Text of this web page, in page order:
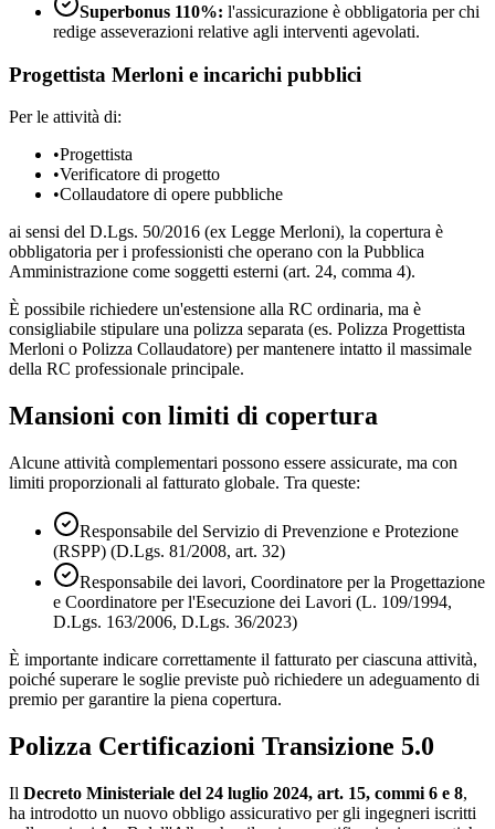
Superbonus 110%: l'assicurazione è obbligatoria per chi
redige asseverazioni relative agli interventi agevolati.
Progettista Merloni e incarichi pubblici
Per le attività di:
•Progettista
•Verificatore di progetto
•Collaudatore di opere pubbliche
ai sensi del D.Lgs. 50/2016 (ex Legge Merloni), la copertura è
obbligatoria per i professionisti che operano con la Pubblica
Amministrazione come soggetti esterni (art. 24, comma 4).
È possibile richiedere un'estensione alla RC ordinaria, ma è
consigliabile stipulare una polizza separata (es. Polizza Progettista
Merloni o Polizza Collaudatore) per mantenere intatto il massimale
della RC professionale principale.
Mansioni con limiti di copertura
Alcune attività complementari possono essere assicurate, ma con
limiti proporzionali al fatturato globale. Tra queste:
Responsabile del Servizio di Prevenzione e Protezione
(RSPP) (D.Lgs. 81/2008, art. 32)
Responsabile dei lavori, Coordinatore per la Progettazione
e Coordinatore per l'Esecuzione dei Lavori (L. 109/1994,
D.Lgs. 163/2006, D.Lgs. 36/2023)
È importante indicare correttamente il fatturato per ciascuna attività,
poiché superare le soglie previste può richiedere un adeguamento di
premio per garantire la piena copertura.
Polizza Certificazioni Transizione 5.0
Il Decreto Ministeriale del 24 luglio 2024, art. 15, commi 6 e 8,
ha introdotto un nuovo obbligo assicurativo per gli ingegneri iscritti